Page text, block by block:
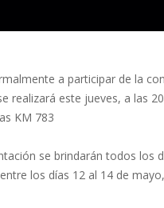
a participar de la
realizará este jueves, a las
KM 783
se brindarán todos los
los días 12 al 14 de